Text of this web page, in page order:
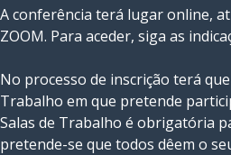
A conferência terá lugar online,
ZOOM. Para aceder, siga as
No processo de inscrição terá
Trabalho em que pretende
Salas de Trabalho é obrigatória
pretende-se que todos dêem o